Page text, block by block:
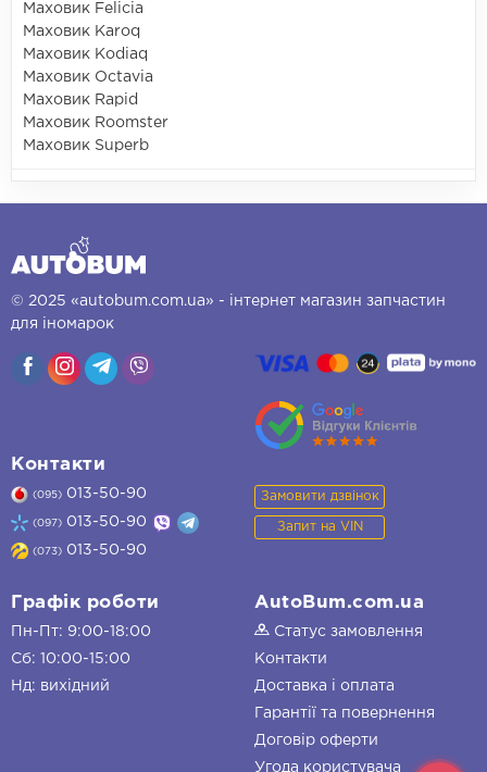
Маховик Felicia
Маховик Karoq
Маховик Kodiaq
Маховик Octavia
Маховик Rapid
Маховик Roomster
Маховик Superb
© 2025 «autobum.com.ua» - інтернет магазин запчастин
для іномарок
Контакти
(095) 013-50-90
(097) 013-50-90
(073) 013-50-90
Замовити дзвінок
Запит на VIN
Графік роботи
Пн-Пт: 9:00-18:00
Сб: 10:00-15:00
Нд: вихідний
AutoBum.com.ua
Статус замовлення
Контакти
Доставка і оплата
Гарантії та повернення
Договір оферти
Угода користувача